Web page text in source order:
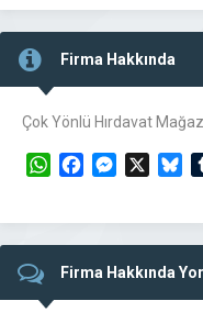
Firma Hakkında
Çok Yönlü Hırdavat
WhatsAppFacebook
Firma Hakkında